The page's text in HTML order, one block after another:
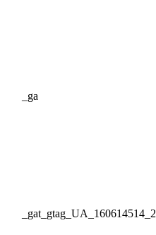
_ga
_gat_gtag_UA_160614514_2